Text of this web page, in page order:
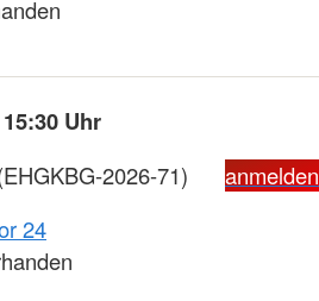
Uhr
2026-71)
anmelden
24